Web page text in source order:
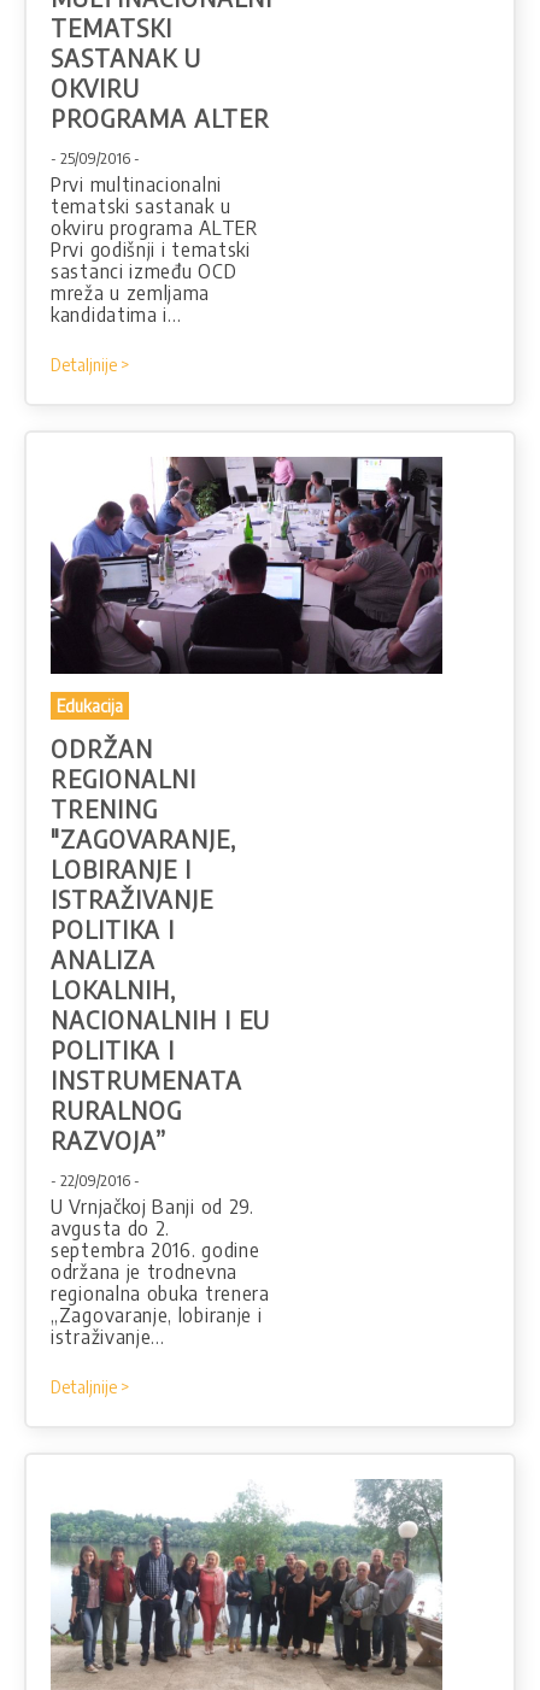
TEMATSKI
SASTANAK U
OKVIRU
PROGRAMA ALTER
- 25/09/2016 -
Prvi multinacionalni
tematski sastanak u
okviru programa ALTER
Prvi godišnji i tematski
sastanci između OCD
mreža u zemljama
kandidatima i…
Detaljnije >
Edukacija
ODRŽAN
REGIONALNI
TRENING
"ZAGOVARANJE,
LOBIRANJE I
ISTRAŽIVANJE
POLITIKA I
ANALIZA
LOKALNIH,
NACIONALNIH I EU
POLITIKA I
INSTRUMENATA
RURALNOG
RAZVOJA”
- 22/09/2016 -
U Vrnjačkoj Banji od 29.
avgusta do 2.
septembra 2016. godine
održana je trodnevna
regionalna obuka trenera
„Zagovaranje, lobiranje i
istraživanje…
Detaljnije >